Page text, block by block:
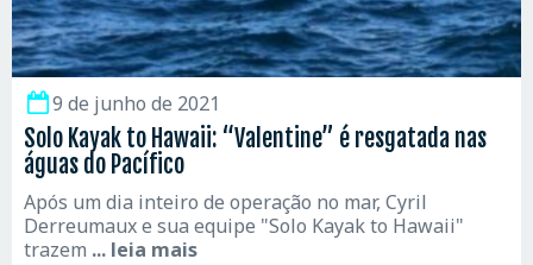
9 de junho de 2021
Solo Kayak to Hawaii: “Valentine” é resgatada nas
águas do Pacífico
Após um dia inteiro de operação no mar, Cyril
Derreumaux e sua equipe "Solo Kayak to Hawaii"
trazem ... leia mais